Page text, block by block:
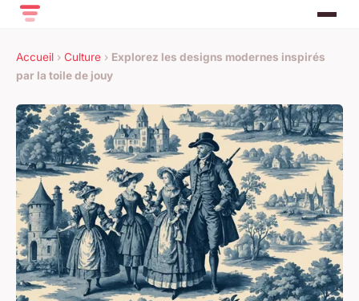
Accueil › Culture › Explorez les designs modernes inspirés
par la toile de jouy